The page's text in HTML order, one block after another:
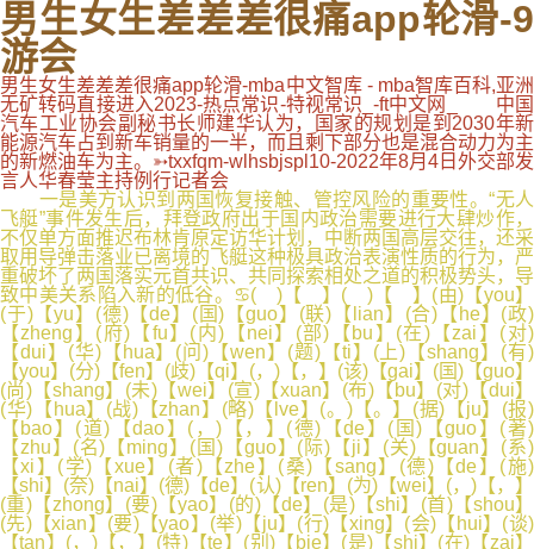
男生女生差差差很痛app轮滑-9
游会
男生女生差差差很痛app轮滑-mba中文智库 - mba智库百科,亚洲
无矿转码直接进入2023-热点常识-特视常识_-ft中文网_ 中国
汽车工业协会副秘书长师建华认为，国家的规划是到2030年新
能源汽车占到新车销量的一半，而且剩下部分也是混合动力为主
的新燃油车为主。➳txxfqm-wlhsbjspl10-2022年8月4日外交部发
言人华春莹主持例行记者会
一是美方认识到两国恢复接触、管控风险的重要性。“无人
飞艇”事件发生后，拜登政府出于国内政治需要进行大肆炒作，
不仅单方面推迟布林肯原定访华计划，中断两国高层交往，还采
取用导弹击落业已离境的飞艇这种极具政治表演性质的行为，严
重破坏了两国落实元首共识、共同探索相处之道的积极势头，导
致中美关系陷入新的低谷。♋( )【 】( )【 】(由)【you】
(于)【yu】(德)【de】(国)【guo】(联)【lian】(合)【he】(政)
【zheng】(府)【fu】(内)【nei】(部)【bu】(在)【zai】(对)
【dui】(华)【hua】(问)【wen】(题)【ti】(上)【shang】(有)
【you】(分)【fen】(歧)【qi】(，)【，】(该)【gai】(国)【guo】
(尚)【shang】(未)【wei】(宣)【xuan】(布)【bu】(对)【dui】
(华)【hua】(战)【zhan】(略)【lve】(。)【。】(据)【ju】(报)
【bao】(道)【dao】(，)【，】(德)【de】(国)【guo】(著)
【zhu】(名)【ming】(国)【guo】(际)【ji】(关)【guan】(系)
【xi】(学)【xue】(者)【zhe】(桑)【sang】(德)【de】(施)
【shi】(奈)【nai】(德)【de】(认)【ren】(为)【wei】(，)【，】
(重)【zhong】(要)【yao】(的)【de】(是)【shi】(首)【shou】
(先)【xian】(要)【yao】(举)【ju】(行)【xing】(会)【hui】(谈)
【tan】(，)【，】(特)【te】(别)【bie】(是)【shi】(在)【zai】